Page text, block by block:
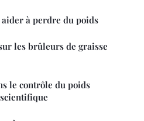
à perdre du poids
les brûleurs de graisse
le contrôle du poids